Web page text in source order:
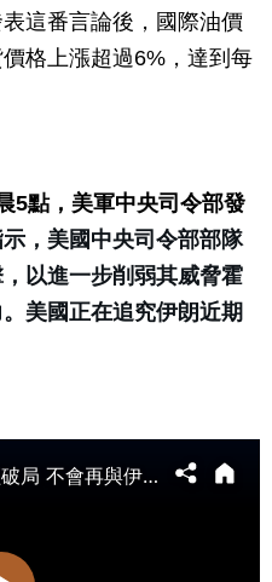
這番言論後，國際油價
格上漲超過6%，達到每
5點，美軍中央司令部發
，美國中央司令部部隊
以進一步削弱其威脅霍
美國正在追究伊朗近期